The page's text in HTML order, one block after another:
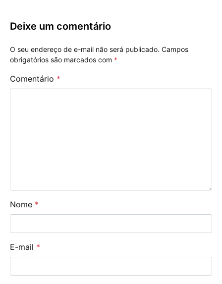
Deixe um comentário
O seu endereço de e-mail não será publicado. Campos
obrigatórios são marcados com *
Comentário *
Nome *
E-mail *